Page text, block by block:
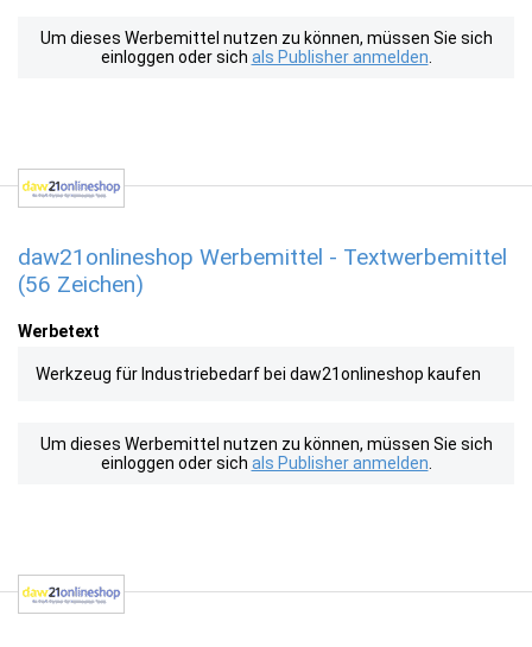
Um dieses Werbemittel nutzen zu können, müssen Sie sich
einloggen oder sich als Publisher anmelden
daw21onlineshop Werbemittel - Textwerbemittel
(56 Zeichen)
Werbetext
Werkzeug für Industriebedarf bei daw21onlineshop kaufen
Um dieses Werbemittel nutzen zu können, müssen Sie sich
einloggen oder sich als Publisher anmelden